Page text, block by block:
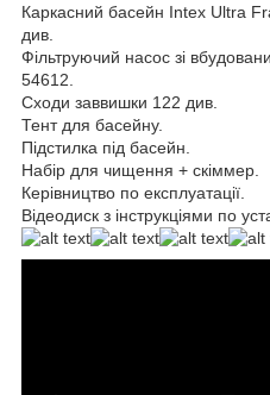
Каркасний басейн Intex Ultra
див.
Фільтруючий насос зі
54612.
Сходи заввишки 122 див.
Тент для басейну.
Підстилка під басейн.
Набір для чищення + скіммер.
Керівництво по експлуатації.
Відеодиск з інструкціями по